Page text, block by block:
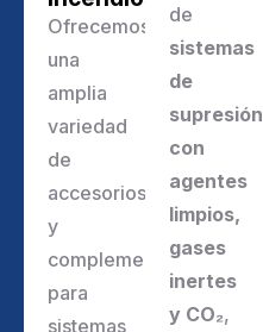
Ofrecemos
una
amplia
variedad
de
accesorios
y
complementos
para
sistemas
de
sistemas
de
supresión
con
agentes
limpios,
gases
inertes
y CO₂,